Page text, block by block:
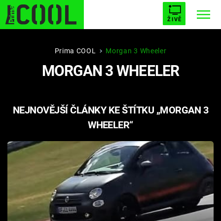
ŽIVĚ
STARHOUSE BUFFY, PŘEMOŽITELKA UPÍRŮ
PLNEJ KOTEL AVENGERS 5
Seriály
Hry
Prima COOL Morgan 3 Wheeler
MORGAN 3 WHEELER
NEJNOVĚJŠÍ ČLÁNKY KE ŠTÍTKU „MORGAN 3
WHEELER“